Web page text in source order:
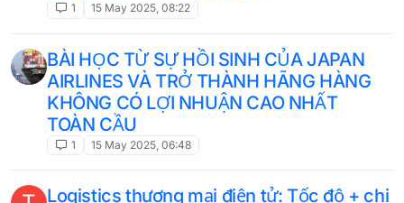
1 15 May 2025, 08:22
BÀI HỌC TỪ SỰ HỒI SINH CỦA JAPAN
AIRLINES VÀ TRỞ THÀNH HÃNG HÀNG
KHÔNG CÓ LỢI NHUẬN CAO NHẤT
TOÀN CẦU
1 15 May 2025, 06:48
Logistics thương mại điện tử: Tốc độ + chi